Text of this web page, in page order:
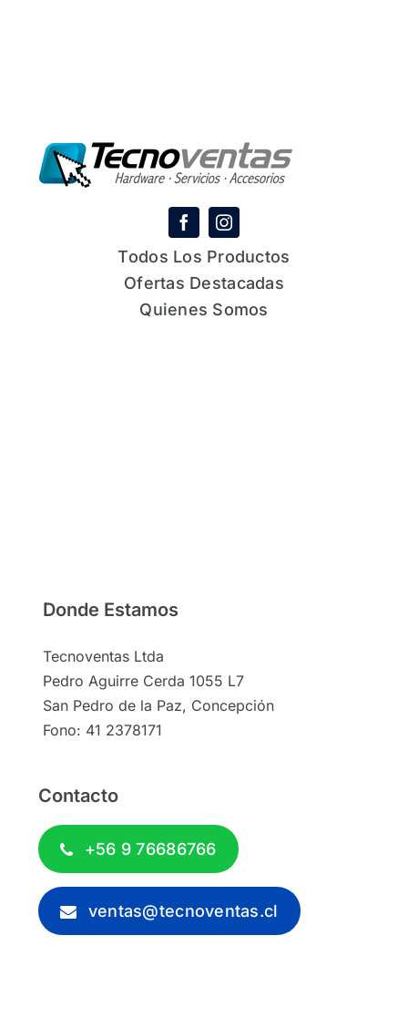
Todos Los Productos
Ofertas Destacadas
Quienes Somos
Donde Estamos
Tecnoventas Ltda
Pedro Aguirre Cerda 1055 L7
San Pedro de la Paz, Concepción
Fono: 41 2378171
Contacto
+56 9 76686766
ventas@tecnoventas.cl